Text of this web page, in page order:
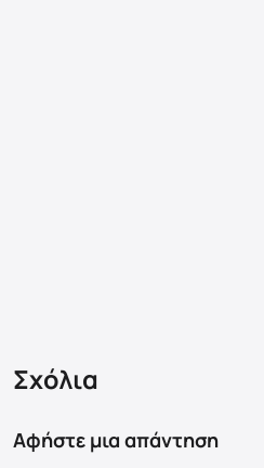
Σχόλια
Αφήστε μια απάντηση